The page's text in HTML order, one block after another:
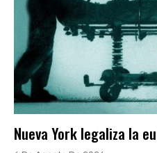
Nueva York legaliza la